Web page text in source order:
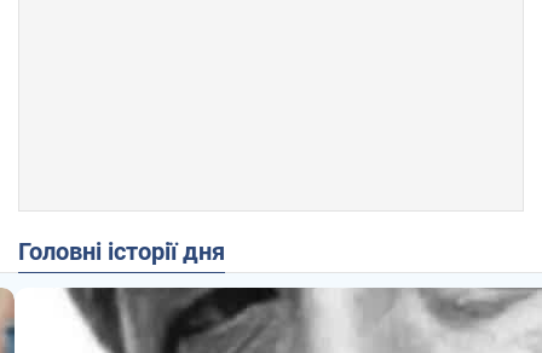
Головні історії дня